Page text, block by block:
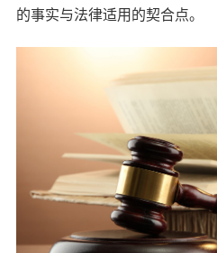
的事实与法律适用的契合点。